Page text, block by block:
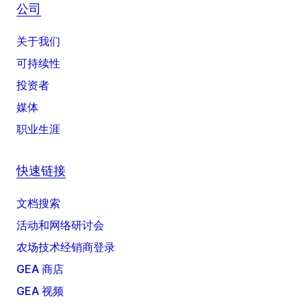
公司
关于我们
可持续性
投资者
媒体
职业生涯
快速链接
文档搜索
活动和网络研讨会
农场技术经销商登录
GEA 商店
GEA 视频